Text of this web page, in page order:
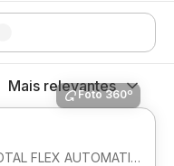
Mais relevantes
Foto 360º
COMFORTLINE 1.0 12V 200 TSI TOTAL FLEX AUTOMATICO